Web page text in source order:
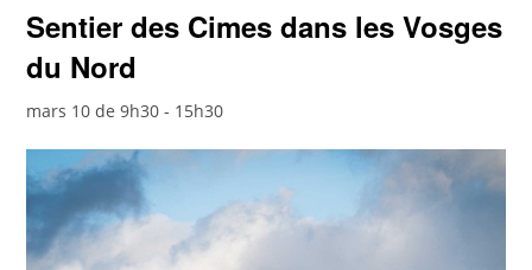
Sentier des Cimes dans les Vosges
du Nord
mars 10 de 9h30 - 15h30